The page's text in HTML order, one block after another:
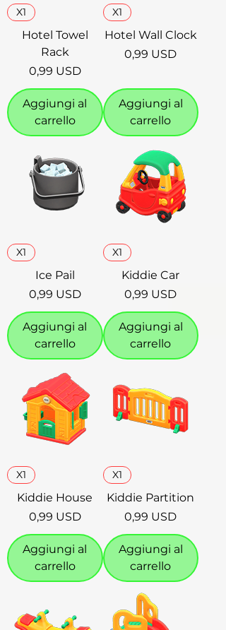
X1
Hotel Towel
Rack
Prezzo
0,99 USD
Aggiungi al
carrello
X1
Hotel Wall Clock
Prezzo
0,99 USD
Aggiungi al
carrello
X1
Ice Pail
Prezzo
0,99 USD
Aggiungi al
carrello
X1
Kiddie Car
Prezzo
0,99 USD
Aggiungi al
carrello
X1
Kiddie House
Prezzo
0,99 USD
Aggiungi al
carrello
X1
Kiddie Partition
Prezzo
0,99 USD
Aggiungi al
carrello